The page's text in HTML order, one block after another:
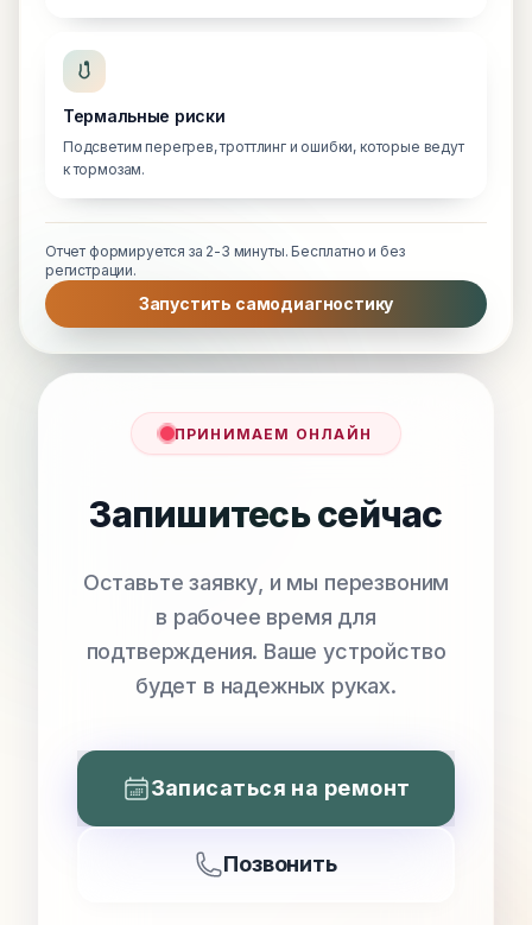
Термальные риски
Подсветим перегрев, троттлинг и ошибки, которые ведут
к тормозам.
Отчет формируется за 2-3 минуты. Бесплатно и без
регистрации.
Запустить самодиагностику
ПРИНИМАЕМ ОНЛАЙН
Запишитесь сейчас
Оставьте заявку, и мы перезвоним
в рабочее время для
подтверждения. Ваше устройство
будет в надежных руках.
Записаться на ремонт
Позвонить